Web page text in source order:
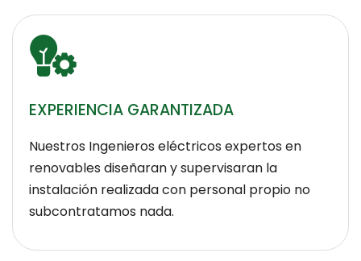
EXPERIENCIA GARANTIZADA
Nuestros Ingenieros eléctricos expertos en
renovables diseñaran y supervisaran la
instalación realizada con personal propio no
subcontratamos nada.